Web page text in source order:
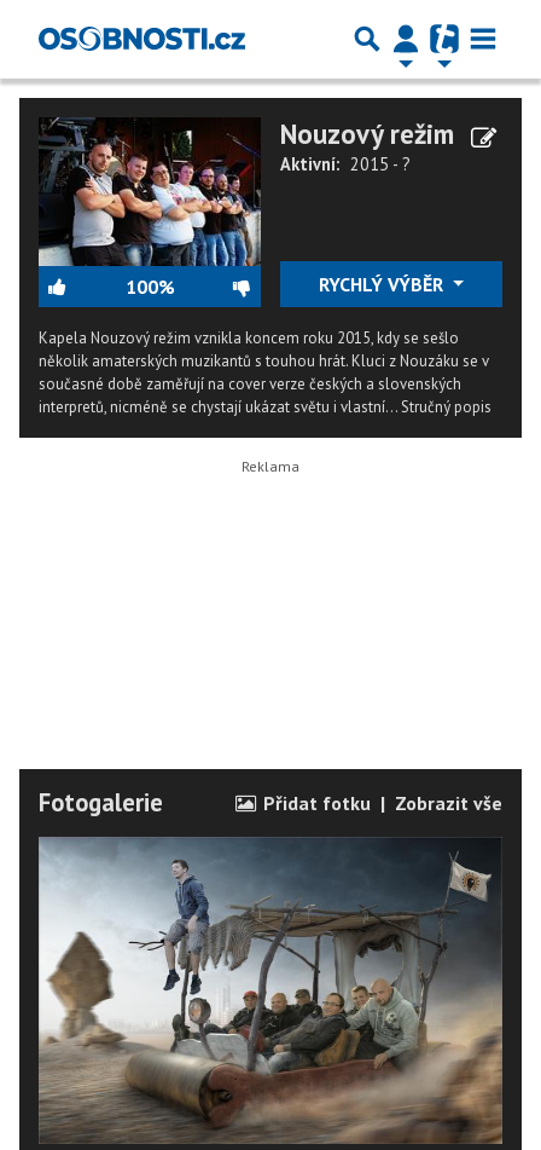
100%
Nouzový režim
Aktivní: 2015 - ?
RYCHLÝ VÝBĚR
Kapela Nouzový režim vznikla koncem roku 2015, kdy se sešlo
několik amaterských muzikantů s touhou hrát. Kluci z Nouzáku se v
současné době zaměřují na cover verze českých a slovenských
interpretů, nicméně se chystají ukázat světu i vlastní...Stručný popis
Fotogalerie Přidat fotku | Zobrazit vše